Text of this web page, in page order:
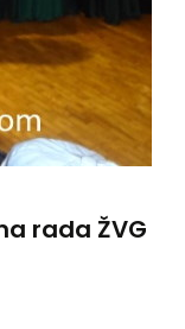
rada ŽVG